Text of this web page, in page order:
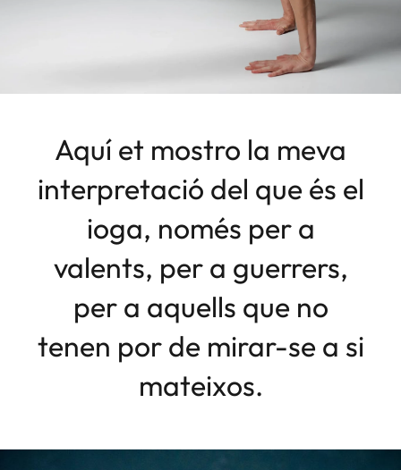
Aquí et mostro la meva
interpretació del que és el
ioga, només per a
valents, per a guerrers,
per a aquells que no
tenen por de mirar-se a si
mateixos.